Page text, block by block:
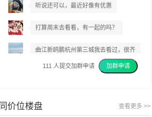
听说还可以，最近好像有优惠
打算周末去看看，有一起的吗？
曲江新鸥鹏杭州第三城我去看过，很齐
我建议你们都去看看
111 人提交加群申请 加群申请
同价位楼盘 查看更多 >>